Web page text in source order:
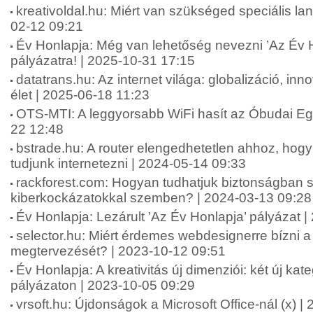
kreativoldal.hu: Miért van szükséged speciális
02-12 09:21
Év Honlapja: Még van lehetőség nevezni ’Az Év
pályázatra! | 2025-10-31 17:15
datatrans.hu: Az internet világa: globalizáció,
élet | 2025-06-18 11:23
OTS-MTI: A leggyorsabb WiFi hasít az Óbudai
22 12:48
bstrade.hu: A router elengedhetetlen ahhoz,
tudjunk internetezni | 2024-05-14 09:33
rackforest.com: Hogyan tudhatjuk biztonságban
kiberkockázatokkal szemben? | 2024-03-13 09:28
Év Honlapja: Lezárult ’Az Év Honlapja’ pályázat
selector.hu: Miért érdemes webdesignerre bízni
megtervezését? | 2023-10-12 09:51
Év Honlapja: A kreativitás új dimenziói: két új
pályázaton | 2023-10-05 09:29
vrsoft.hu: Újdonságok a Microsoft Office-nál (x) |